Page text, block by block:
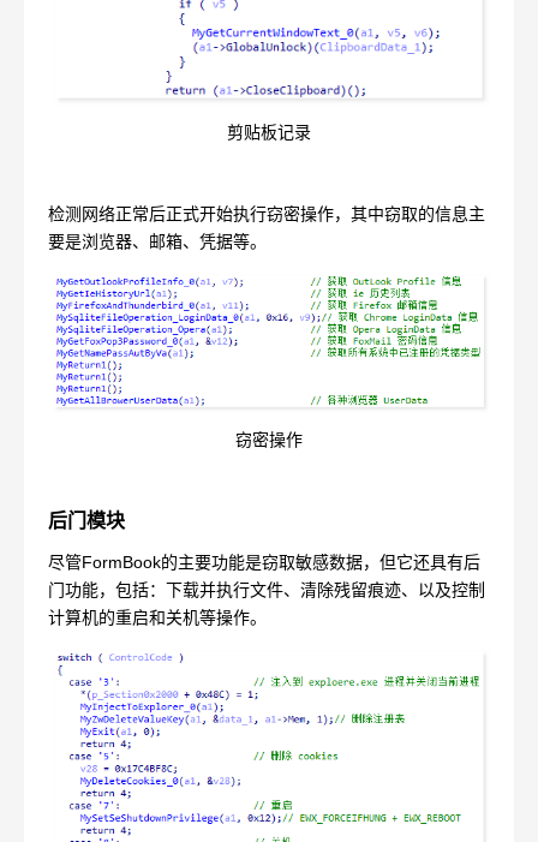
剪贴板记录
检测网络正常后正式开始执行窃密操作，其中窃取的信息主
要是浏览器、邮箱、凭据等。
窃密操作
后门模块
尽管FormBook的主要功能是窃取敏感数据，但它还具有后
门功能，包括：下载并执行文件、清除残留痕迹、以及控制
计算机的重启和关机等操作。